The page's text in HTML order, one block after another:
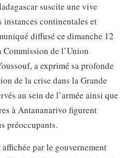
suscite une vive
instances continentales et
diffusé ce dimanche 12
de l’Union
a exprimé sa profonde
de la crise dans la Grande
au sein de l’armée ainsi que
à Antananarivo figurent
préoccupants.
par le gouvernement